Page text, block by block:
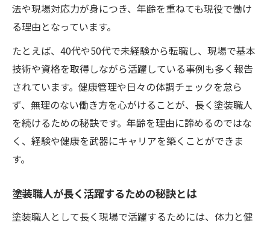
法や現場対応力が身につき、年齢を重ねても現役で働け
る理由となっています。
たとえば、40代や50代で未経験から転職し、現場で基本
技術や資格を取得しながら活躍している事例も多く報告
されています。健康管理や日々の体調チェックを怠ら
ず、無理のない働き方を心がけることが、長く塗装職人
を続けるための秘訣です。年齢を理由に諦めるのではな
く、経験や健康を武器にキャリアを築くことができま
す。
塗装職人が長く活躍するための秘訣とは
塗装職人として長く現場で活躍するためには、体力と健